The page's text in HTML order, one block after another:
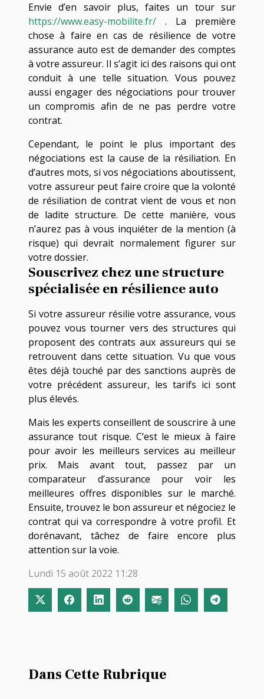
Envie d’en savoir plus, faites un tour sur
https://www.easy-mobilite.fr/ . La première
chose à faire en cas de résilience de votre
assurance auto est de demander des comptes
à votre assureur. Il s’agit ici des raisons qui ont
conduit à une telle situation. Vous pouvez
aussi engager des négociations pour trouver
un compromis afin de ne pas perdre votre
contrat.
Cependant, le point le plus important des
négociations est la cause de la résiliation. En
d’autres mots, si vos négociations aboutissent,
votre assureur peut faire croire que la volonté
de résiliation de contrat vient de vous et non
de ladite structure. De cette manière, vous
n’aurez pas à vous inquiéter de la mention (à
risque) qui devrait normalement figurer sur
votre dossier.
Souscrivez chez une structure
spécialisée en résilience auto
Si votre assureur résilie votre assurance, vous
pouvez vous tourner vers des structures qui
proposent des contrats aux assureurs qui se
retrouvent dans cette situation. Vu que vous
êtes déjà touché par des sanctions auprès de
votre précédent assureur, les tarifs ici sont
plus élevés.
Mais les experts conseillent de souscrire à une
assurance tout risque. C’est le mieux à faire
pour avoir les meilleurs services au meilleur
prix. Mais avant tout, passez par un
comparateur d’assurance pour voir les
meilleures offres disponibles sur le marché.
Ensuite, trouvez le bon assureur et négociez le
contrat qui va correspondre à votre profil. Et
dorénavant, tâchez de faire encore plus
attention sur la voie.
Lundi 15 août 2022 11:28
Dans Cette Rubrique